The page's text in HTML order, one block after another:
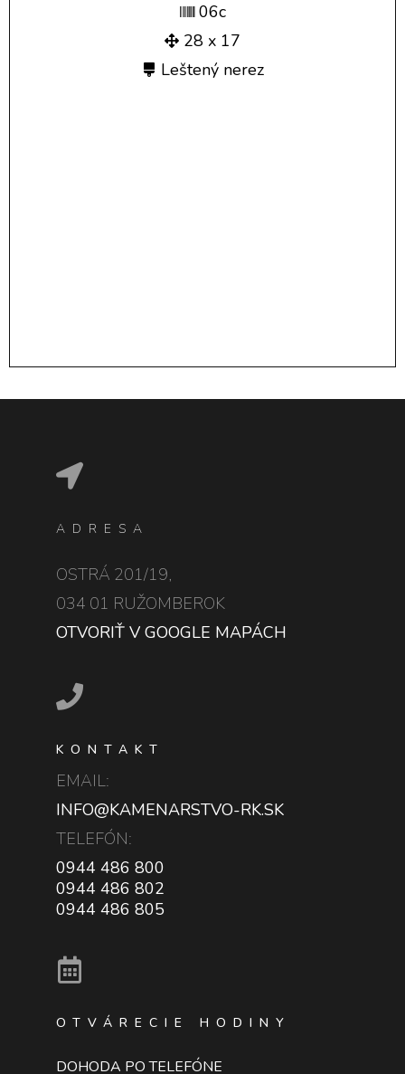
06c
28 x 17
Leštený nerez
ADRESA
OSTRÁ 201/19,
034 01 RUŽOMBEROK
OTVORIŤ V GOOGLE MAPÁCH
KONTAKT
EMAIL:
INFO@KAMENARSTVO-RK.SK
TELEFÓN:
0944 486 800
0944 486 802
0944 486 805
OTVÁRECIE HODINY
DOHODA PO TELEFÓNE